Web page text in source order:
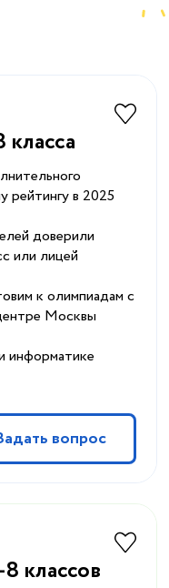
рейтингу в 2025
доверили
или лицей
к олимпиадам с
Москвы
информатике
вопрос
классов